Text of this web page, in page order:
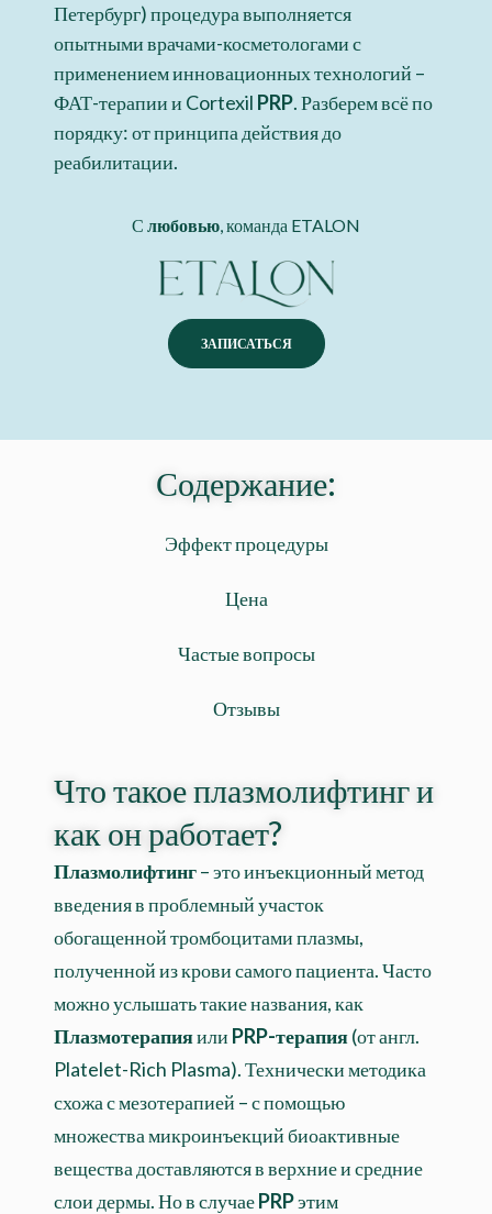
Петербург) процедура выполняется
опытными врачами-косметологами с
применением инновационных технологий –
ФАТ-терапии и Cortexil PRP. Разберем всё по
порядку: от принципа действия до
реабилитации.
С любовью, команда ETALON
ЗАПИСАТЬСЯ
Содержание:
Эффект процедуры
Цена
Частые вопросы
Отзывы
Что такое плазмолифтинг и
как он работает?
Плазмолифтинг– это инъекционный метод
введения в проблемный участок
обогащенной тромбоцитами плазмы,
полученной из крови самого пациента. Часто
можно услышать такие названия, как
Плазмотерапияили PRP-терапия(от англ.
Platelet-Rich Plasma). Технически методика
схожа с мезотерапией – с помощью
множества микроинъекций биоактивные
вещества доставляются в верхние и средние
слои дермы. Но в случаеPRPэтим